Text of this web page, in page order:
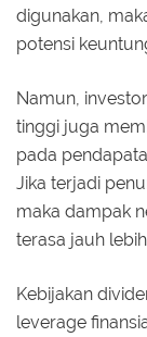
digunakan,
potensi
Namun,
tinggi juga
pada
Jika terjadi
maka dampak
terasa jauh
Kebijakan
leverage